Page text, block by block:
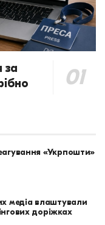
за
«Укрпошти»
медіа влаштували
доріжках